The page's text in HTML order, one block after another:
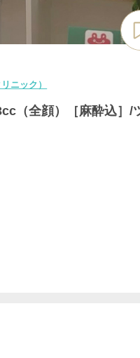
ニック）
（全顔）［麻酔込］/